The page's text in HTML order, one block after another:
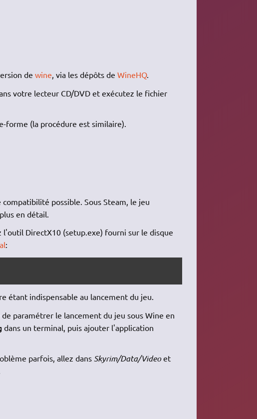
de wine, via les dépôts de WineHQ.
votre lecteur CD/DVD et exécutez le fichier
forme (la procédure est similaire).
possible. Sous Steam, le jeu
en détail.
DirectX10 (setup.exe) fourni sur le disque
:
étant indispensable au lancement du jeu.
paramétrer le lancement du jeu sous Wine en
dans un terminal, puis ajouter l'application
parfois, allez dans Skyrim/Data/Videoet